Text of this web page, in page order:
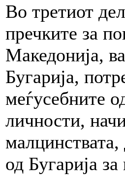
Во третиот
пречките за
Македонијa,
Бугарија,
меѓусебните
личности,
од Бугарија